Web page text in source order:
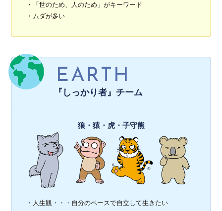
・「世のため、人のため」がキーワード
・ムダが多い
EARTH
『しっかり者』チーム
狼・猿・虎・子守熊
・人生観・・・自分のペースで自立して生きたい